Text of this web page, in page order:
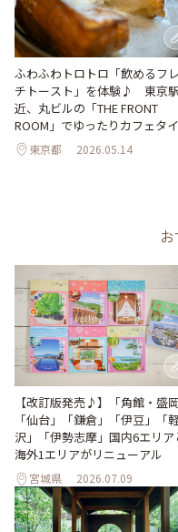
ふわふわトロトロ「飲めるフ
チトースト」を体験♪ 東京
近、丸ビルの「THE FRONT
ROOM」でゆったりカフェタ
東京都 2026.05.14
【改訂版発売♪】「角館・盛岡
「仙台」「鎌倉」「伊豆」「
沢」「伊勢志摩」国内6エリア
海外1エリアがリニューアル
宮城県 2026.07.09